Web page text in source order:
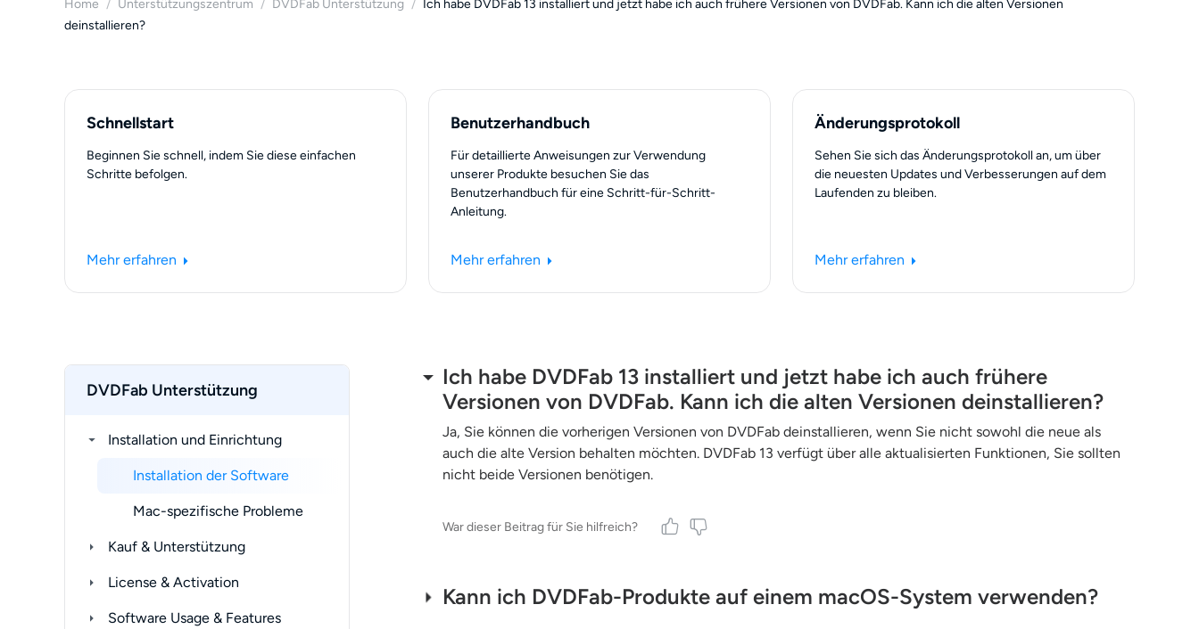
Home / Unterstützungszentrum / DVDFab Unterstützung / Ich habe DVDFab 13 installiert und jetzt habe ich auch frühere Versionen von DVDFab. Kann ich die alten Versionen
deinstallieren?
Schnellstart
Beginnen Sie schnell, indem Sie diese einfachen
Schritte befolgen.
Mehr erfahren
Benutzerhandbuch
Für detaillierte Anweisungen zur Verwendung
unserer Produkte besuchen Sie das
Benutzerhandbuch für eine Schritt-für-Schritt-
Anleitung.
Mehr erfahren
Änderungsprotokoll
Sehen Sie sich das Änderungsprotokoll an, um über
die neuesten Updates und Verbesserungen auf dem
Laufenden zu bleiben.
Mehr erfahren
DVDFab Unterstützung
Installation und Einrichtung
Installation der Software
Mac-spezifische Probleme
Kauf & Unterstützung
License & Activation
Software Usage & Features
Ich habe DVDFab 13 installiert und jetzt habe ich auch frühere
Versionen von DVDFab. Kann ich die alten Versionen deinstallieren?
Ja, Sie können die vorherigen Versionen von DVDFab deinstallieren, wenn Sie nicht sowohl die neue als
auch die alte Version behalten möchten. DVDFab 13 verfügt über alle aktualisierten Funktionen, Sie sollten
nicht beide Versionen benötigen.
War dieser Beitrag für Sie hilfreich?
Kann ich DVDFab-Produkte auf einem macOS-System verwenden?